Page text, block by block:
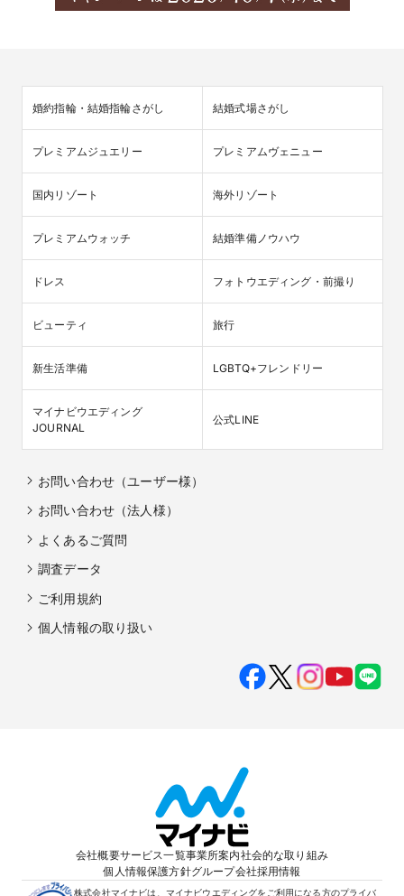
婚約指輪・結婚指輪さがし 結婚式場さがし
プレミアムジュエリー プレミアムヴェニュー
国内リゾート 海外リゾート
プレミアムウォッチ 結婚準備ノウハウ
ドレス フォトウエディング・前撮り
ビューティ 旅行
新生活準備 LGBTQ+フレンドリー
マイナビウエディング
JOURNAL
公式LINE
お問い合わせ（ユーザー様）
お問い合わせ（法人様）
よくあるご質問
調査データ
ご利用規約
個人情報の取り扱い
会社概要サービス一覧事業所案内社会的な取り組み
個人情報保護方針グループ会社採用情報
株式会社マイナビは、マイナビウエディングをご利用になる方のプライバ